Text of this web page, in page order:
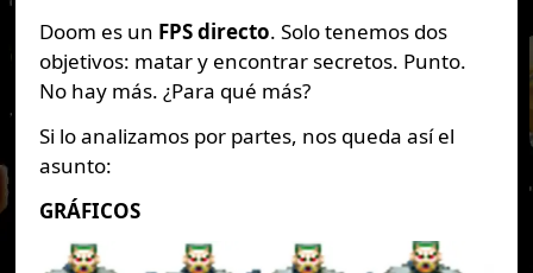
Doom es un FPS directo. Solo tenemos dos
objetivos: matar y encontrar secretos. Punto.
No hay más. ¿Para qué más?
Si lo analizamos por partes, nos queda así el
asunto:
GRÁFICOS